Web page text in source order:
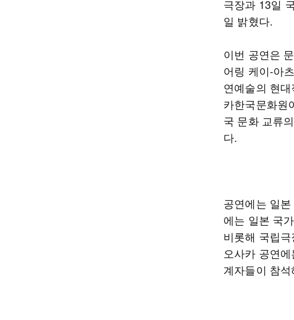
극장과 13일
일 밝혔다.
이번 공연은
어링 케이-아
연예술의 현
카한국문화원
국 문화 교류
다.
공연에는 일
에는 일본 국
비롯해 국립
오사카 공연
계자들이 참